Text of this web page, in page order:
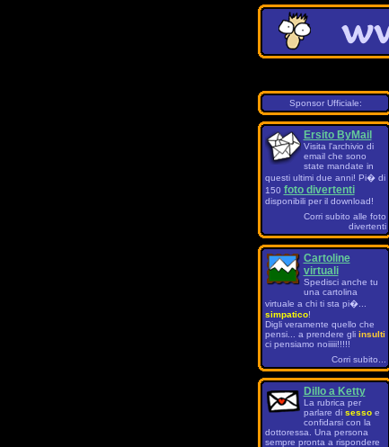
Sponsor Ufficiale:
Ersito ByMail
Visita l'archivio di
email che sono
state mandate in
questi ultimi due anni! Pi� di
150 foto divertenti
disponibili per il download!
Corri subito alle foto
divertenti
Cartoline
virtuali
Spedisci anche tu
una cartolina
virtuale a chi ti sta pi�...
simpatico!
Digli veramente quello che
pensi... a prendere gli insulti
ci pensiamo noiiiii!!!!!
Corri subito...
Dillo a Ketty
La rubrica per
parlare di sessoe
confidarsi con la
dottoressa. Una persona
sempre pronta a rispondere